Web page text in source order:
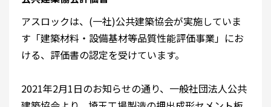
アスロックは、(一社)公共建築協会が実施していま
す「建築材料・設備基材等品質性能評価事業」にお
ける、評価書の認定を受けています。
2021年2月1日のお知らせの通り、一般社団法人公共